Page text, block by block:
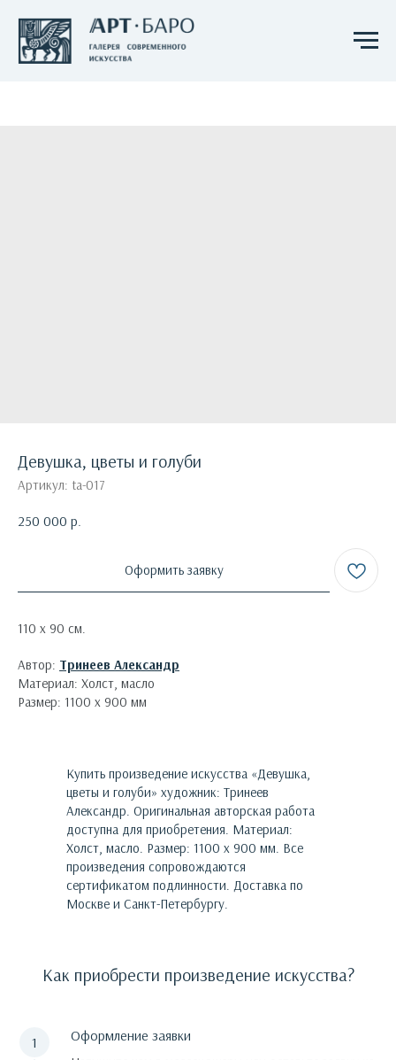
Девушка, цветы и голуби
Артикул: ta-017
250 000 р.
Оформить заявку
110 х 90 см.
Автор: Тринеев Александр
Материал: Холст, масло
Размер: 1100 х 900 мм
Купить произведение искусства «Девушка,
цветы и голуби» художник: Тринеев
Александр. Оригинальная авторская работа
доступна для приобретения. Материал:
Холст, масло. Размер: 1100 х 900 мм. Все
произведения сопровождаются
сертификатом подлинности. Доставка по
Москве и Санкт-Петербургу.
Как приобрести произведение искусства?
Оформление заявки